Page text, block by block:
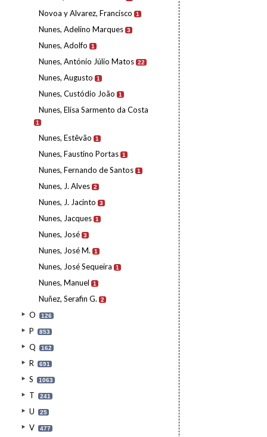
Novoa y Alvarez, Francisco 1
Nunes, Adelino Marques 3
Nunes, Adolfo 1
Nunes, António Júlio Matos 22
Nunes, Augusto 1
Nunes, Custódio João 1
Nunes, Elisa Sarmento da Costa
1
Nunes, Estêvão 1
Nunes, Faustino Portas 1
Nunes, Fernando de Santos 1
Nunes, J. Alves 2
Nunes, J. Jacinto 3
Nunes, Jacques 1
Nunes, José 3
Nunes, José M. 1
Nunes, José Sequeira 1
Nunes, Manuel 1
Nuñez, Serafin G. 2
O 126
P 853
Q 162
R 691
S 1063
T 241
U 25
V 477